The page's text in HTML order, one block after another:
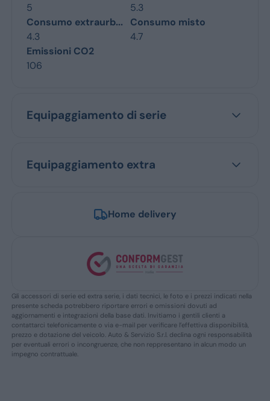
5
5.3
Consumo extraurb...
4.3
Consumo misto
4.7
Emissioni CO2
106
Equipaggiamento di serie
Equipaggiamento extra
Home delivery
Gli accessori di serie ed extra serie, i dati tecnici, le foto e i prezzi indicati nella
presente scheda potrebbero riportare errori e omissioni dovuti ad
aggiornamenti e integrazioni della base dati. Invitiamo i gentili clienti a
contattarci telefonicamente o via e-mail per verificare l’effettiva disponibilità,
prezzo e dotazione del veicolo. Auto & Servizio S.r.l. declina ogni responsabilità
per eventuali errori o incongruenze, che non reppresentano in alcun modo un
impegno contrattuale.